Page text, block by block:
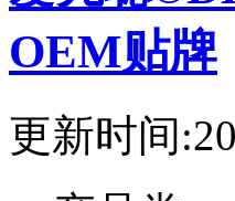
OEM贴牌
更新时间